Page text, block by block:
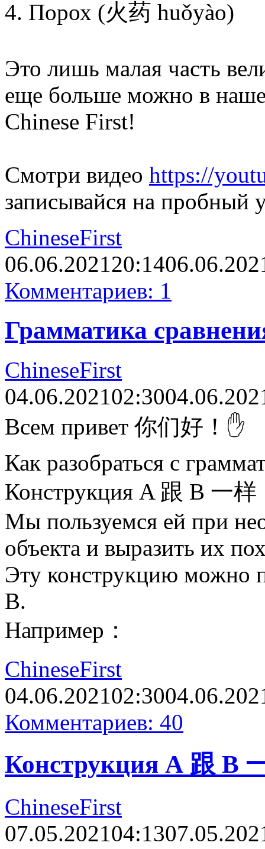
4. Порох (火药 huǒyào)
Это лишь малая часть
еще больше можно в
Chinese First!
Смотри видео https://
записывайся на пробный
ChineseFirst
06.06.202120:14
Комментариев: 1
Грамматика
ChineseFirst
04.06.202102:30
Всем привет 你们好！✋
Как разобраться с
Конструкция A 跟 B 一样
Мы пользуемся ей при
объекта и выразить их
Эту конструкцию можно
В.
Например：
ChineseFirst
04.06.202102:30
Комментариев: 40
Конструкция А 跟 B
ChineseFirst
07.05.202104:13